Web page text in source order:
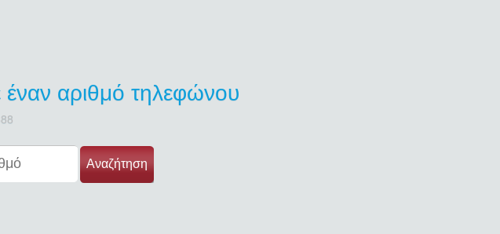
αριθμό τηλεφώνου
Αναζήτηση